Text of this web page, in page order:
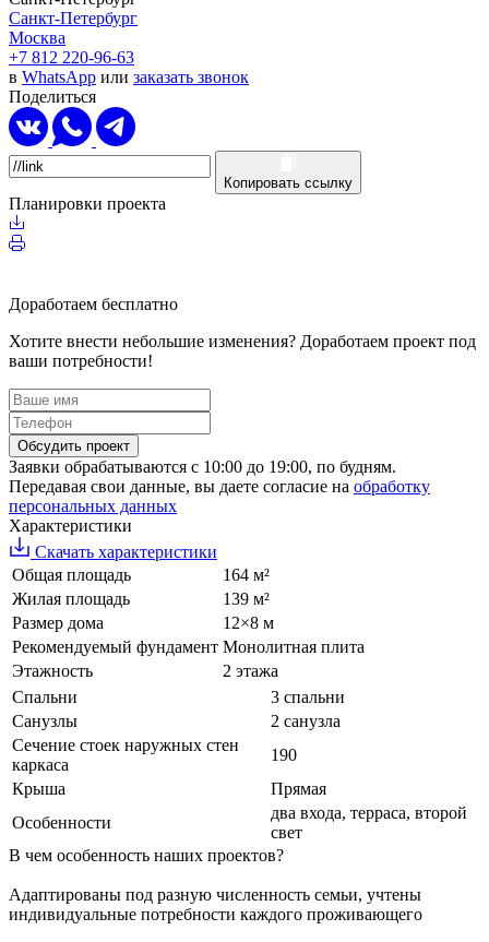
Санкт-Петербург
Москва
+7 812 220-96-63
в WhatsApp или заказать звонок
Поделиться
Копировать ссылку
Планировки проекта
Доработаем бесплатно
Хотите внести небольшие изменения? Доработаем проект под
ваши потребности!
Обсудить проект
Заявки обрабатываются с 10:00 до 19:00, по будням.
Передавая свои данные, вы даете согласие на обработку
персональных данных
Характеристики
Скачать характеристики
Общая площадь
164 м²
Жилая площадь
139 м²
Размер дома
12×8 м
Рекомендуемый фундамент Монолитная плита
Этажность
2 этажа
Спальни
3 спальни
Санузлы
2 санузла
Сечение стоек наружных стен
каркаса
190
Крыша
Прямая
Особенности
два входа, терраса, второй
свет
В чем особенность наших проектов?
Адаптированы под разную численность семьи, учтены
индивидуальные потребности каждого проживающего